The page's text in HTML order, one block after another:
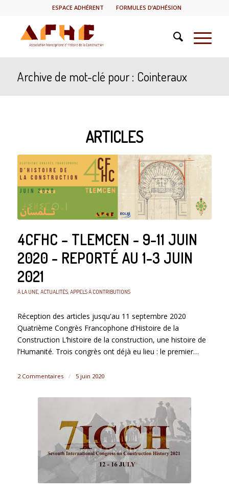
ESPACE ADHÉRENT FORMULES D’ADHÉSION
Archive de mot-clé pour : Cointeraux
ARTICLES
4CFHC – TLEMCEN - 9-11 JUIN
2020 - REPORTÉ AU 1-3 JUIN
2021
À LA UNE, ACTUALITÉS, APPELS À CONTRIBUTIONS
Réception des articles jusqu'au 11 septembre 2020
Quatrième Congrès Francophone d’Histoire de la
Construction L’histoire de la construction, une histoire de
l’Humanité. Trois congrès ont déjà eu lieu : le premier…
2 Commentaires / 5 juin 2020